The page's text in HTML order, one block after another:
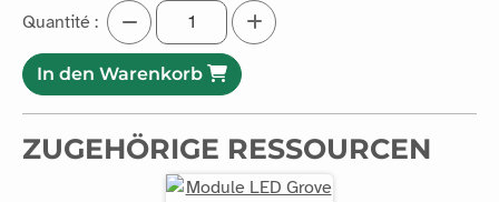
Quantité :
In den Warenkorb
ZUGEHÖRIGE RESSOURCEN